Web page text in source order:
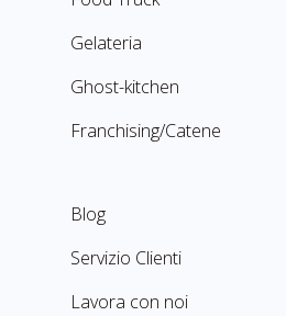
Gelateria
Ghost-kitchen
Franchising/Catene
Blog
Servizio Clienti
Lavora con noi